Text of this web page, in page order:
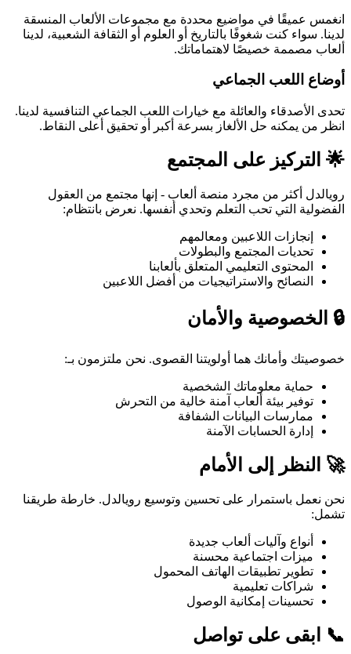
انغمس عميقًا في مواضيع محددة مع مجموعات الألعاب المنسقة
لدينا. سواء كنت شغوفًا بالتاريخ أو العلوم أو الثقافة الشعبية، لدينا
ألعاب مصممة خصيصًا لاهتماماتك.
أوضاع اللعب الجماعي
تحدى الأصدقاء والعائلة مع خيارات اللعب الجماعي التنافسية لدينا.
انظر من يمكنه حل الألغاز بسرعة أكبر أو تحقيق أعلى النقاط.
🌟 التركيز على المجتمع
رويالدل أكثر من مجرد منصة ألعاب - إنها مجتمع من العقول
الفضولية التي تحب التعلم وتحدي أنفسها. نعرض بانتظام:
إنجازات اللاعبين ومعالمهم
تحديات المجتمع والبطولات
المحتوى التعليمي المتعلق بألعابنا
النصائح والاستراتيجيات من أفضل اللاعبين
🔒 الخصوصية والأمان
خصوصيتك وأمانك هما أولويتنا القصوى. نحن ملتزمون بـ:
حماية معلوماتك الشخصية
توفير بيئة ألعاب آمنة خالية من التحرش
ممارسات البيانات الشفافة
إدارة الحسابات الآمنة
🚀 النظر إلى الأمام
نحن نعمل باستمرار على تحسين وتوسيع رويالدل. خارطة طريقنا
تشمل:
أنواع وآليات ألعاب جديدة
ميزات اجتماعية محسنة
تطوير تطبيقات الهاتف المحمول
شراكات تعليمية
تحسينات إمكانية الوصول
📞 ابقى على تواصل